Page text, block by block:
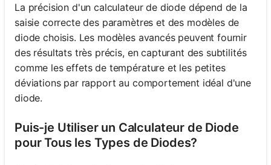
La précision d'un calculateur de diode dépend de la
saisie correcte des paramètres et des modèles de
diode choisis. Les modèles avancés peuvent fournir
des résultats très précis, en capturant des subtilités
comme les effets de température et les petites
déviations par rapport au comportement idéal d'une
diode.
Puis-je Utiliser un Calculateur de Diode
pour Tous les Types de Diodes?